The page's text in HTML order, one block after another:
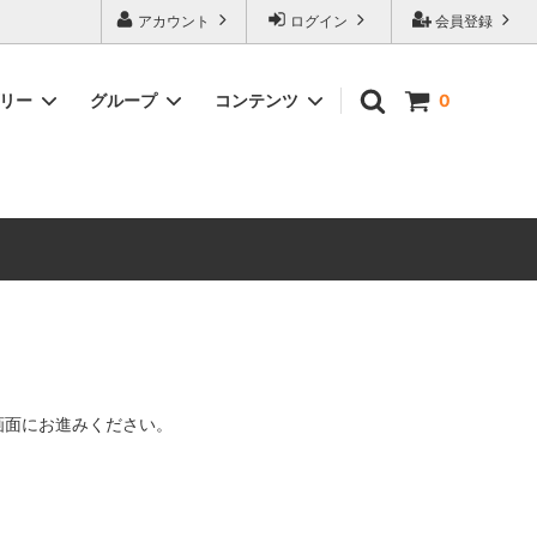
マーとボードゲームのことなら当店へ！ボードゲームもメジャーど
取り扱い。 在庫品は即日発送対応可能！初心者向けのスターター
会員登録
ログイン
アカウント
0
ー
ドアイ
グループ
English
ス
コンテンツ
にお進みください。